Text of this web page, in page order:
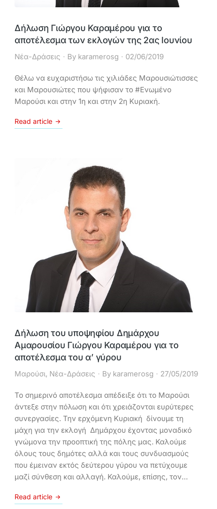
Δήλωση Γιώργου Καραμέρου για το
αποτέλεσμα των εκλογών της 2ας Ιουνίου
Νέα-Δράσεις By karamerosg 02/06/2019
Θέλω να ευχαριστήσω τις χιλιάδες Μαρουσιώτισσες
και Μαρουσιώτες που ψήφισαν το #Ενωμένο
Μαρούσι και στην 1η και στην 2η Κυριακή.
Read article
Δήλωση του υποψηφίου Δημάρχου
Αμαρουσίου Γιώργου Καραμέρου για το
αποτέλεσμα του α’ γύρου
Μαρούσι, Νέα-Δράσεις By karamerosg 27/05/2019
Το σημερινό αποτέλεσμα απέδειξε ότι το Μαρούσι
άντεξε στην πόλωση και ότι χρειάζονται ευρύτερες
συνεργασίες. Την ερχόμενη Κυριακή δίνουμε τη
μάχη για την εκλογή Δημάρχου έχοντας μοναδικό
γνώμονα την προοπτική της πόλης μας. Καλούμε
όλους τους δημότες αλλά και τους συνδυασμούς
που έμειναν εκτός δεύτερου γύρου να πετύχουμε
μαζί σύνθεση και αλλαγή. Καλούμε, επίσης, τον…
Read article